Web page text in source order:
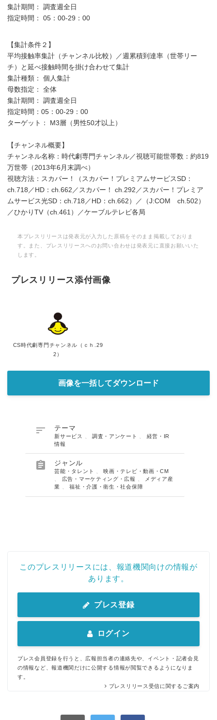
集計期間： 調査週全日
指定時間： 05：00-29：00
【集計条件２】
平均接触率集計（チャンネル比較）／週累積到達率（世帯リー
チ）と延べ接触時間を掛け合わせて集計
集計種類： 個人集計
母数指定： 全体
集計期間： 調査週全日
指定時間：05：00-29：00
ターゲット： M3層（男性50才以上）
【チャンネル概要】
チャンネル名称：時代劇専門チャンネル／視聴可能世帯数：約819
万世帯（2013年6月末調べ）
視聴方法：スカパー！（スカパー！プレミアムサービスSD：
ch.718／HD：ch.662／スカパー！ ch.292／スカパー！プレミア
ムサービス光SD：ch.718／HD：ch.662）／（J:COM ch.502）
／ひかりTV（ch.461）／ケーブルテレビ各局
本プレスリリースは発表元が入力した原稿をそのまま掲載しておりま
す。また、プレスリリースへのお問い合わせは発表元に直接お願いいた
します。
プレスリリース添付画像
CS時代劇専門チャンネル（ｃｈ.29
2）
画像を一括してダウンロード
 テーマ
新サービス 調査・アンケート
経営・IR
情報
 ジャンル
芸能・タレント 、映画・テレビ・動画・CM
広告・マーケティング・広報
メディア産
業
、福祉・介護・衛生・社会保障
このプレスリリースには、報道機関向けの情報が
あります。
プレス登録
ログイン
プレス会員登録を行うと、広報担当者の連絡先や、イベント・記者会見
の情報など、報道機関だけに公開する情報が閲覧できるようになりま
す。
プレスリリース受信に関するご案内